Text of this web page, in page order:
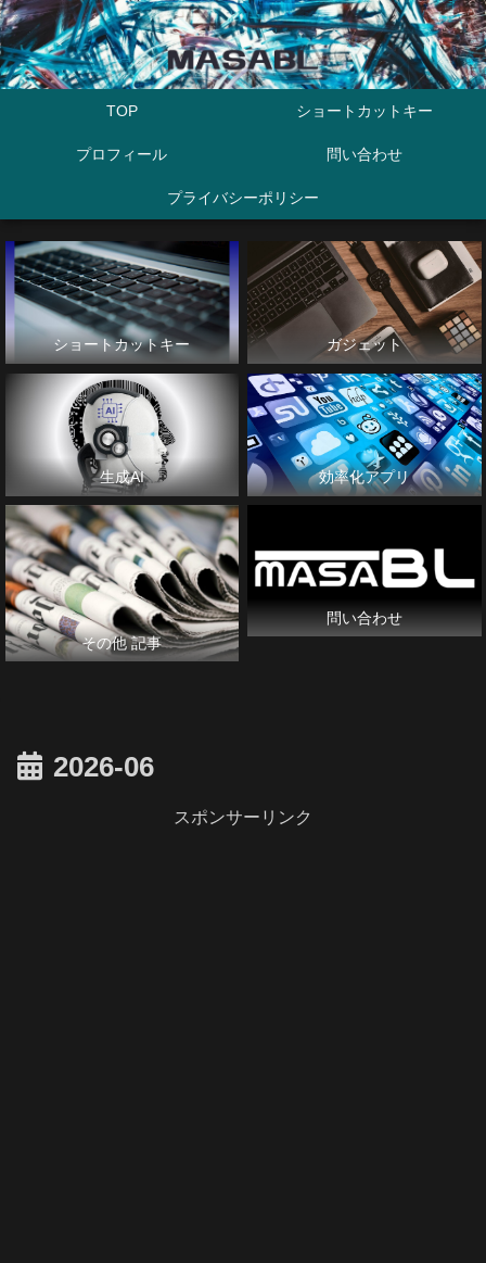
TOP ショートカットキー
プロフィール 問い合わせ
プライバシーポリシー
ショートカットキー ガジェット
生成AI 効率化アプリ
その他 記事
問い合わせ
2026-06
スポンサーリンク